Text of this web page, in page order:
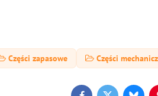
Części zapasowe Części